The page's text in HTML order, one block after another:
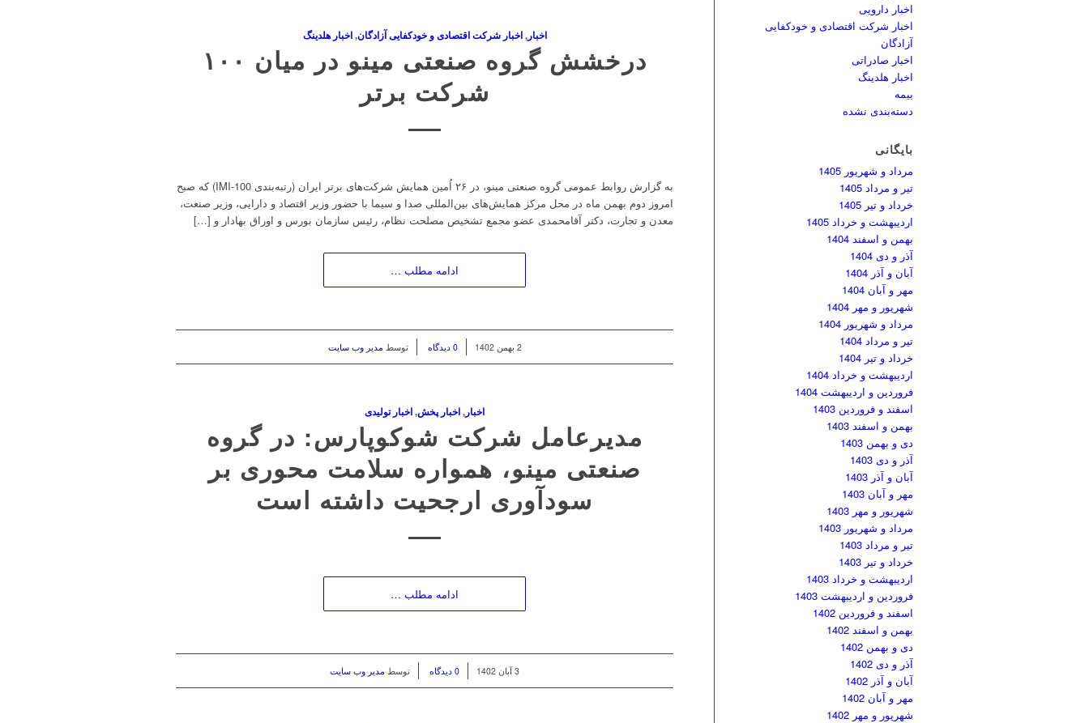
اخبار,اخبار شرکت اقتصادی و خودکفایی آزادگان,اخبار هلدینگ
درخشش گروه صنعتی مینو در میان ۱۰۰
شرکت برتر
به گزارش روابط عمومی گروه صنعتی مینو، در ۲۶ اُمین همایش شرکت‌های برتر ایران (رتبه‌بندی IMI-100) که صبح
امروز دوم بهمن ماه در محل مرکز همایش‌های بین‎‌المللی صدا و سیما با حضور وزیر اقتصاد و دارایی، وزیر صنعت،
معدن و تجارت، دکتر آقامحمدی عضو مجمع تشخیص مصلحت نظام، رئیس سازمان بورس و اوراق بهادار و […]
ادامه مطلب …
2 بهمن 1402
/ 0 دیدگاه توسط مدیر وب سایت
اخبار,اخبار پخش,اخبار تولیدی
مدیرعامل شرکت شوکوپارس: در گروه
صنعتی مینو، همواره سلامت محوری بر
سودآوری ارجحیت داشته است
ادامه مطلب …
3 آبان 1402/ 0 دیدگاه توسط مدیر وب سایت
اخبار دارویی
اخبار شرکت اقتصادی و خودکفایی
آزادگان
اخبار صادراتی
اخبار هلدینگ
بیمه
دسته‌بندی نشده
بایگانی
مرداد و شهریور 1405
تیر و مرداد 1405
خرداد و تیر 1405
اردیبهشت و خرداد 1405
بهمن و اسفند 1404
آذر و دی 1404
آبان و آذر 1404
مهر و آبان 1404
شهریور و مهر 1404
مرداد و شهریور 1404
تیر و مرداد 1404
خرداد و تیر 1404
اردیبهشت و خرداد 1404
فروردین و اردیبهشت 1404
اسفند و فروردین 1403
بهمن و اسفند 1403
دی و بهمن 1403
آذر و دی 1403
آبان و آذر 1403
مهر و آبان 1403
شهریور و مهر 1403
مرداد و شهریور 1403
تیر و مرداد 1403
خرداد و تیر 1403
اردیبهشت و خرداد 1403
فروردین و اردیبهشت 1403
اسفند و فروردین 1402
بهمن و اسفند 1402
دی و بهمن 1402
آذر و دی 1402
آبان و آذر 1402
مهر و آبان 1402
شهریور و مهر 1402